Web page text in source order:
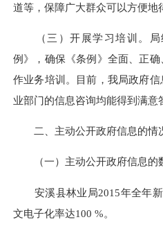
道等，保障广大群众可以方便地
（三）开展学习培训。
例》，确保《条例》全面、正
作业务培训。目前，我局政府
业部门的信息咨询均能得到满意
二、主动公开政府信息的情
（一）主动公开政府信息的
安溪县林业局2015年全年
文电子化率达100 %。